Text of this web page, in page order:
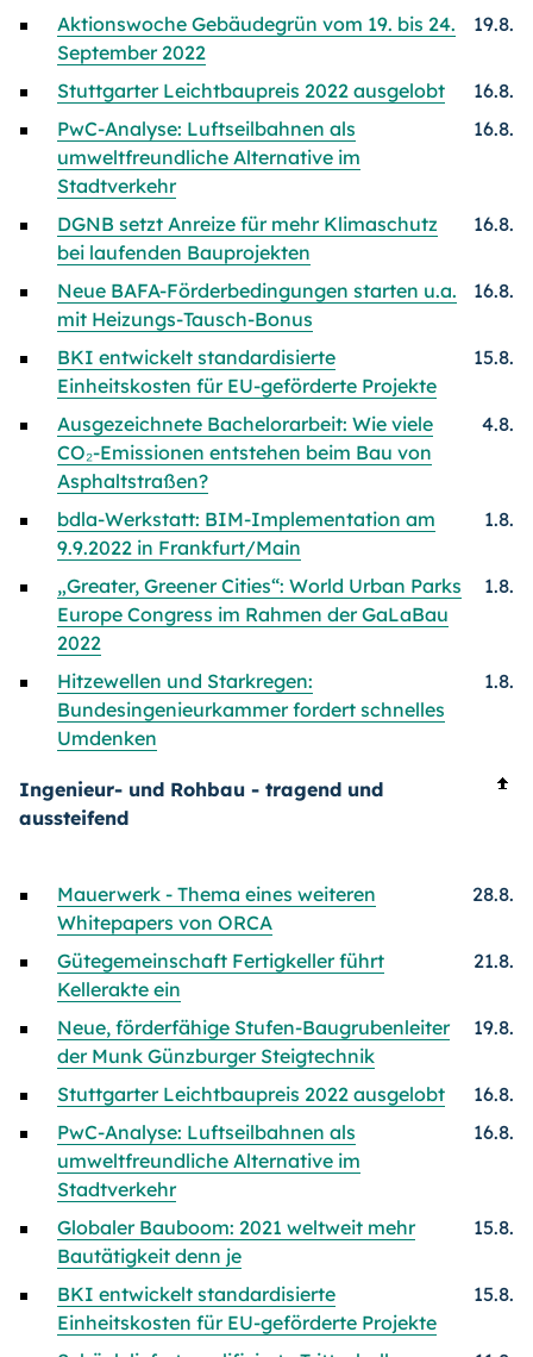
Aktionswoche Gebäudegrün vom 19. bis 24.
September 2022
19.8.
Stuttgarter Leichtbaupreis 2022 ausgelobt
16.8.
PwC-Analyse: Luftseilbahnen als
umweltfreundliche Alternative im
Stadtverkehr
16.8.
DGNB setzt Anreize für mehr Klimaschutz
bei laufenden Bauprojekten
16.8.
Neue BAFA-Förderbedingungen starten u.a.
mit Heizungs-Tausch-Bonus
16.8.
BKI entwickelt standardisierte
Einheitskosten für EU-geförderte Projekte
15.8.
Ausgezeichnete Bachelorarbeit: Wie viele
CO₂-Emissionen entstehen beim Bau von
Asphaltstraßen?
4.8.
bdla-Werkstatt: BIM-Implementation am
9.9.2022 in Frankfurt/Main
1.8.
„Greater, Greener Cities“: World Urban Parks
Europe Congress im Rahmen der GaLaBau
2022
1.8.
Hitzewellen und Starkregen:
Bundesingenieurkammer fordert schnelles
Umdenken
1.8.
Ingenieur- und Rohbau - tragend und
aussteifend
Mauerwerk - Thema eines weiteren
Whitepapers von ORCA
28.8.
Gütegemeinschaft Fertigkeller führt
Kellerakte ein
21.8.
Neue, förderfähige Stufen-Baugrubenleiter
der Munk Günzburger Steigtechnik
19.8.
Stuttgarter Leichtbaupreis 2022 ausgelobt
16.8.
PwC-Analyse: Luftseilbahnen als
umweltfreundliche Alternative im
Stadtverkehr
16.8.
Globaler Bauboom: 2021 weltweit mehr
Bautätigkeit denn je
15.8.
BKI entwickelt standardisierte
Einheitskosten für EU-geförderte Projekte
15.8.